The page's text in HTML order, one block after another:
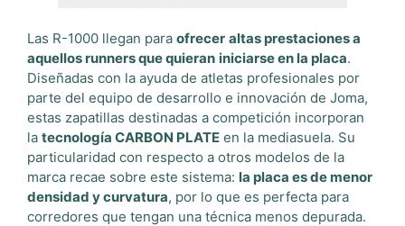
Las R-1000 llegan para ofrecer altas prestaciones a
aquellos runners que quieran iniciarse en la placa.
Diseñadas con la ayuda de atletas profesionales por
parte del equipo de desarrollo e innovación de Joma,
estas zapatillas destinadas a competición incorporan
la tecnología CARBON PLATE en la mediasuela. Su
particularidad con respecto a otros modelos de la
marca recae sobre este sistema: la placa es de menor
densidad y curvatura, por lo que es perfecta para
corredores que tengan una técnica menos depurada.